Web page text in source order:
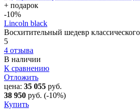
+ подарок
-10%
Lincoln black
Восхитительный шедевр
5
4 отзыва
В наличии
К сравнению
Отложить
цена: 35 055 руб.
38 950 руб. (-10%)
Купить